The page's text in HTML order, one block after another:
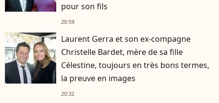
pour son fils
20:59
Laurent Gerra et son ex-compagne
Christelle Bardet, mère de sa fille
Célestine, toujours en très bons termes,
la preuve en images
20:32